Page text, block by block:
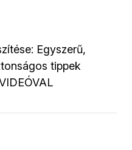
Egyszerű,
tippek